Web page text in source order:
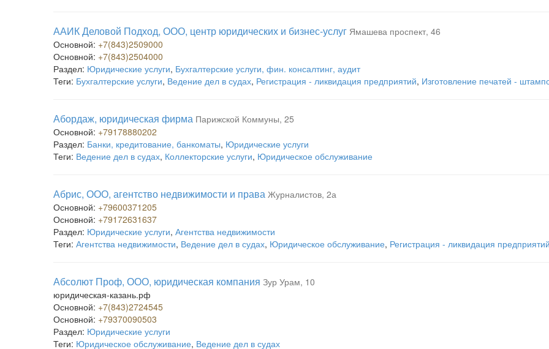
ААИК Деловой Подход, ООО, центр юридических и бизнес-услуг Ямашева проспект, 46
Основной: +7(843)2509000
Основной: +7(843)2504000
Раздел: Юридические услуги, Бухгалтерские услуги, фин. консалтинг, аудит
Теги: Бухгалтерские услуги, Ведение дел в судах, Регистрация - ликвидация предприятий, Изготовление печатей -
Абордаж, юридическая фирма Парижской Коммуны, 25
Основной: +79178880202
Раздел: Банки, кредитование, банкоматы, Юридические услуги
Теги: Ведение дел в судах, Коллекторские услуги, Юридическое обслуживание
Абрис, ООО, агентство недвижимости и права Журналистов, 2а
Основной: +79600371205
Основной: +79172631637
Раздел: Юридические услуги, Агентства недвижимости
Теги: Агентства недвижимости, Ведение дел в судах, Юридическое обслуживание, Регистрация - ликвидация предприятий
Абсолют Проф, ООО, юридическая компания Зур Урам, 10
юридическая-казань.рф
Основной: +7(843)2724545
Основной: +79370090503
Раздел: Юридические услуги
Теги: Юридическое обслуживание, Ведение дел в судах